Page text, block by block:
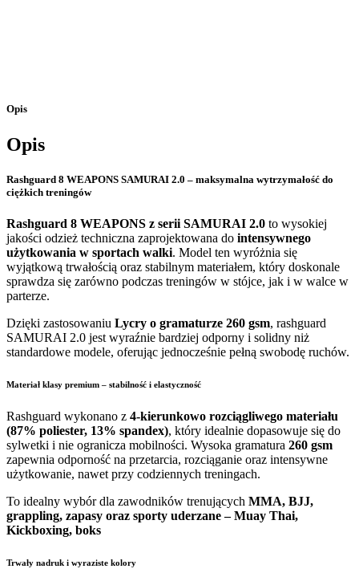
Opis
Opis
Rashguard 8 WEAPONS SAMURAI 2.0 – maksymalna wytrzymałość do
ciężkich treningów
Rashguard 8 WEAPONS z serii SAMURAI 2.0 to wysokiej
jakości odzież techniczna zaprojektowana do intensywnego
użytkowania w sportach walki. Model ten wyróżnia się
wyjątkową trwałością oraz stabilnym materiałem, który doskonale
sprawdza się zarówno podczas treningów w stójce, jak i w walce w
parterze.
Dzięki zastosowaniu Lycry o gramaturze 260 gsm, rashguard
SAMURAI 2.0 jest wyraźnie bardziej odporny i solidny niż
standardowe modele, oferując jednocześnie pełną swobodę ruchów.
Materiał klasy premium – stabilność i elastyczność
Rashguard wykonano z 4-kierunkowo rozciągliwego materiału
(87% poliester, 13% spandex), który idealnie dopasowuje się do
sylwetki i nie ogranicza mobilności. Wysoka gramatura 260 gsm
zapewnia odporność na przetarcia, rozciąganie oraz intensywne
użytkowanie, nawet przy codziennych treningach.
To idealny wybór dla zawodników trenujących MMA, BJJ,
grappling, zapasy oraz sporty uderzane – Muay Thai,
Kickboxing, boks
Trwały nadruk i wyraziste kolory